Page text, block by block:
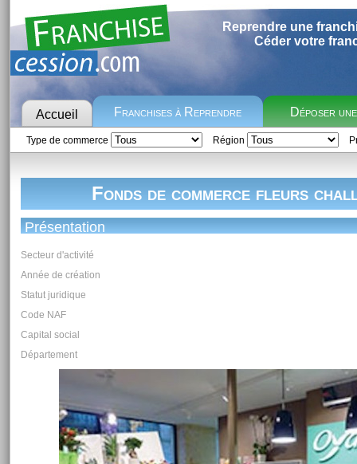
Reprendre une
Céder votre
Accueil Franchises à Reprendre Déposer
Type de commerce Région
Fonds de commerce fleurs
Présentation
Secteur d'activité
Année de création
Statut juridique
Code NAF
Capital social
Département